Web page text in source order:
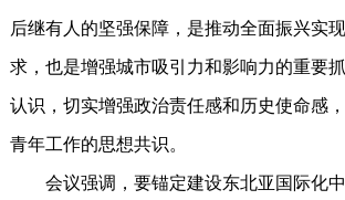
后继有人的坚强保障，是推动全面振兴实
求，也是增强城市吸引力和影响力的重要
认识，切实增强政治责任感和历史使命感
青年工作的思想共识。
会议强调，要锚定建设东北亚国际化中